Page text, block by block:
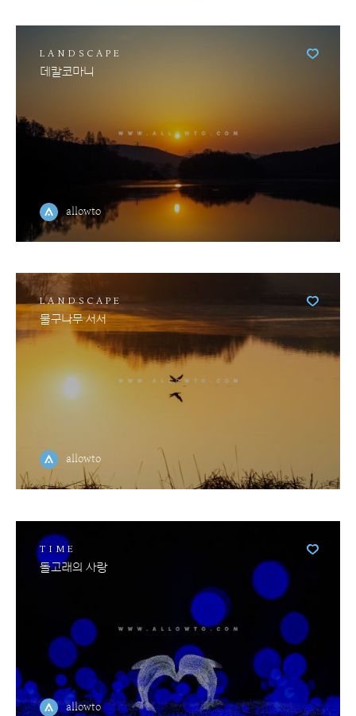
LANDSCAPE
데칼코마니
allowto
LANDSCAPE
물구나무 서서
allowto
TIME
돌고래의 사랑
allowto